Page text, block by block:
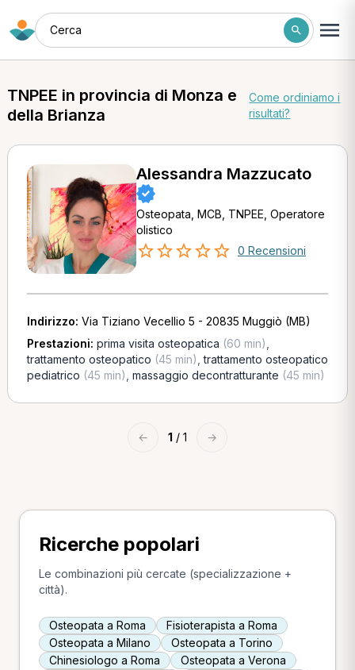
Cerca
TNPEE in provincia di Monza e
della Brianza
Come ordiniamo i
risultati?
Alessandra Mazzucato
Osteopata, MCB, TNPEE, Operatore
olistico
0 Recensioni
Indirizzo: Via Tiziano Vecellio 5 - 20835 Muggiò (MB)
Prestazioni: prima visita osteopatica (60 min)
trattamento osteopatico (45 min) ,trattamento osteopatico
pediatrico (45 min) massaggio decontratturante (45 min)
← 1 / 1 →
Ricerche popolari
Le combinazioni più cercate (specializzazione +
città).
Osteopata a Roma
Fisioterapista a Roma
Osteopata a Milano
Osteopata a Torino
Chinesiologo a Roma
Osteopata a Verona